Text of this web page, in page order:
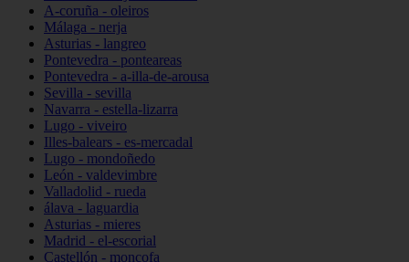
A-coruña - oleiros
Málaga - nerja
Asturias - langreo
Pontevedra - ponteareas
Pontevedra - a-illa-de-arousa
Sevilla - sevilla
Navarra - estella-lizarra
Lugo - viveiro
Illes-balears - es-mercadal
Lugo - mondoñedo
León - valdevimbre
Valladolid - rueda
álava - laguardia
Asturias - mieres
Madrid - el-escorial
Castellón - moncofa